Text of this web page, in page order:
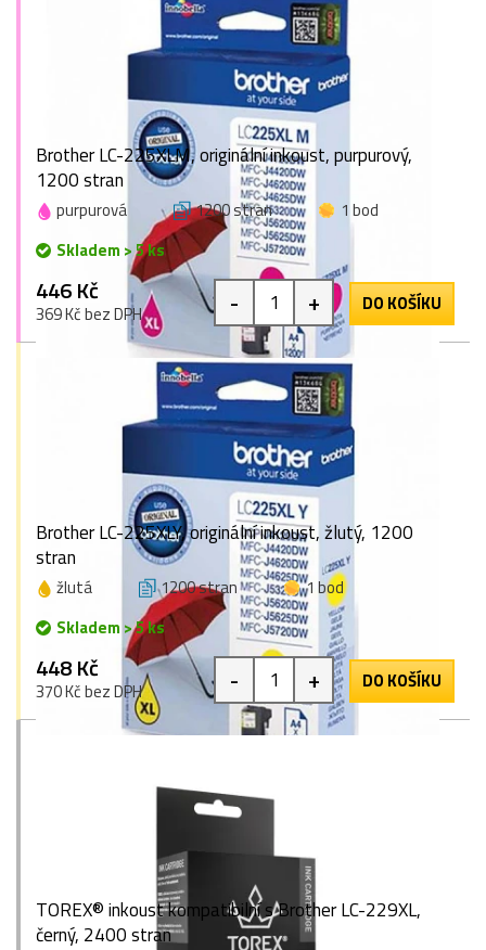
Brother LC-225XLM, originální inkoust, purpurový,
1200 stran
purpurová 1200 stran
1 bod
Skladem > 5 ks
446 Kč
369 Kč bez DPH - + DO KOŠÍKU
Brother LC-225XLY, originální inkoust, žlutý, 1200
stran
žlutá 1200 stran
1 bod
Skladem > 5 ks
448 Kč
370 Kč bez DPH - + DO KOŠÍKU
TOREX® inkoust kompatibilní s Brother LC-229XL,
černý, 2400 stran